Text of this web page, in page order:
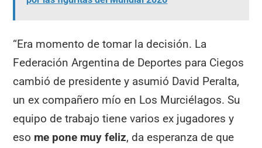
“Era momento de tomar la decisión. La
Federación Argentina de Deportes para Ciegos
cambió de presidente y asumió David Peralta,
un ex compañero mío en Los Murciélagos. Su
equipo de trabajo tiene varios ex jugadores y
eso me pone muy feliz, da esperanza de que